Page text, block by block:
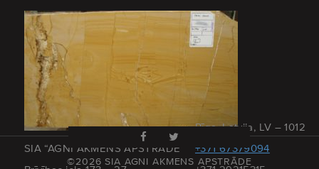
SIA “AGNI AKMENS APSTRĀDE”
Rīga, Latvija, LV – 1012
+371 67379094
©2026 SIA AGNI AKMENS APSTRĀDE